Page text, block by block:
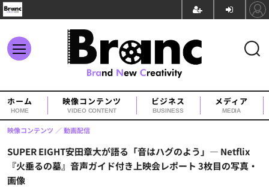
ホーム
HOME
映像コンテンツ
VIDEO CONTENT
ビジネス
BUSINESS
メディア
MEDIA
SUPER EIGHT安田章大が語る「音はハグのよう」— Netflix
『火垂るの墓』音声ガイド付き上映会レポート 3枚目の写真・
画像
映像コンテンツ 動画配信